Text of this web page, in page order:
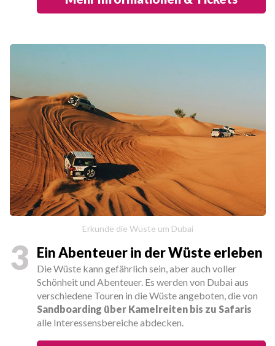
Erkunde die Wüste um Dubai
3 Ein Abenteuer in der Wüste erleben
Die Wüste kann gefährlich sein, aber auch voller
Schönheit und Abenteuer. Es werden von Dubai aus
verschiedene Touren in die Wüste angeboten, die von
Sandboarding über Kamelreiten bis zu Safaris
alle Interessensbereiche abdecken.